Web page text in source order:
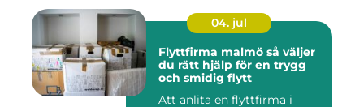
04. jul
Flyttfirma malmö så väljer
du rätt hjälp för en trygg
och smidig flytt
Att anlita en flyttfirma i